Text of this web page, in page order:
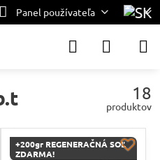
Panel používateľa
18
produktov
+200gr REGENERAČNÁ SOĽ
ZDARMA!